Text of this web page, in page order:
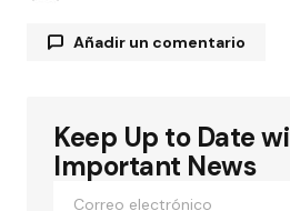
Añadir un comentario
Tu dirección de correo
publicada.Los campos
marcados con*
Keep Up to Date
Important News